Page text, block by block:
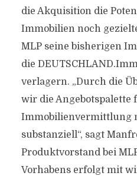
die Akquisition die
Immobilien noch
MLP seine bisherigen
die
verlagern. „Durch die
wir die Angebotspalette
Immobilienvermittlung
substanziell“, sagt
Produktvorstand bei
Vorhabens erfolgt mit